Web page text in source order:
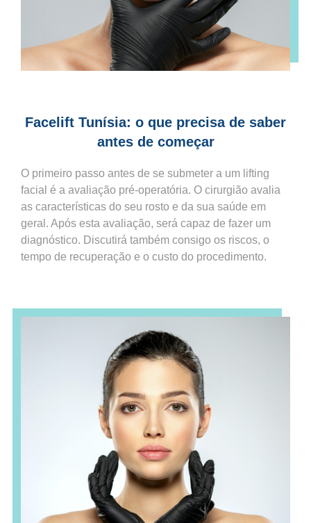
Facelift Tunísia: o que precisa de saber
antes de começar
O primeiro passo antes de se submeter a um lifting
facial é a avaliação pré-operatória. O cirurgião avalia
as características do seu rosto e da sua saúde em
geral. Após esta avaliação, será capaz de fazer um
diagnóstico. Discutirá também consigo os riscos, o
tempo de recuperação e o custo do procedimento.